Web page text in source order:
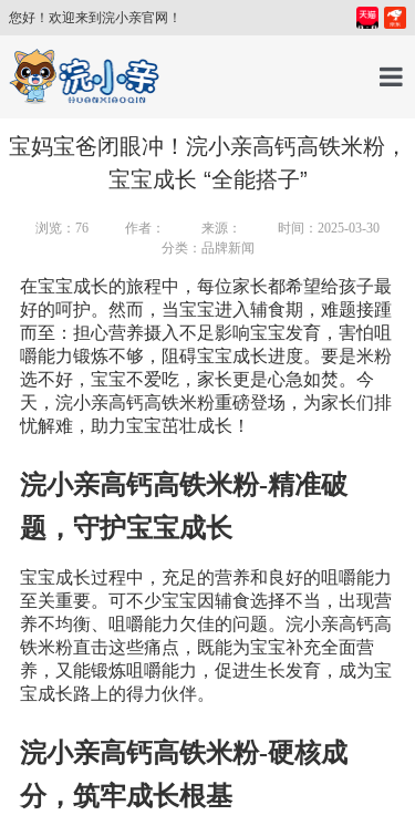
您好！欢迎来到浣小亲官网！
宝妈宝爸闭眼冲！浣小亲高钙高铁米粉，
宝宝成长 “全能搭子”
浏览： 76 作者： 来源：
时间：2025-03-30
分类：品牌新闻
在宝宝成长的旅程中，每位家长都希望给孩子最
好的呵护。然而，当宝宝进入辅食期，难题接踵
而至：担心营养摄入不足影响宝宝发育，害怕咀
嚼能力锻炼不够，阻碍宝宝成长进度。要是米粉
选不好，宝宝不爱吃，家长更是心急如焚。今
天，浣小亲高钙高铁米粉重磅登场，为家长们排
忧解难，助力宝宝茁壮成长！
浣小亲高钙高铁米粉-精准破
题，守护宝宝成长
宝宝成长过程中，充足的营养和良好的咀嚼能力
至关重要。可不少宝宝因辅食选择不当，出现营
养不均衡、咀嚼能力欠佳的问题。浣小亲高钙高
铁米粉直击这些痛点，既能为宝宝补充全面营
养，又能锻炼咀嚼能力，促进生长发育，成为宝
宝成长路上的得力伙伴。
浣小亲高钙高铁米粉-硬核成
分，筑牢成长根基